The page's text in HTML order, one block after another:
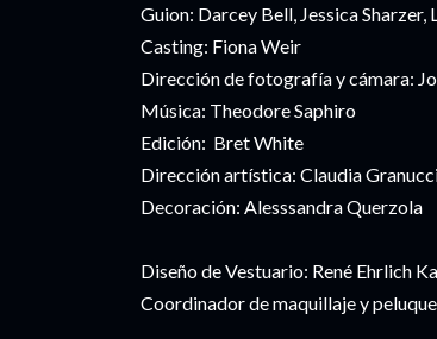
Guion: Darcey Bell, Jessica Sharzer,
Casting: Fiona Weir
Dirección de fotografía y cámara:
Música: Theodore Saphiro
Edición: Bret White
Dirección artística: Claudia
Decoración: Alesssandra Querzola
Diseño de Vestuario: René Ehrlich
Coordinador de maquillaje y